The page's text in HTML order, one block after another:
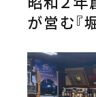
が営む『